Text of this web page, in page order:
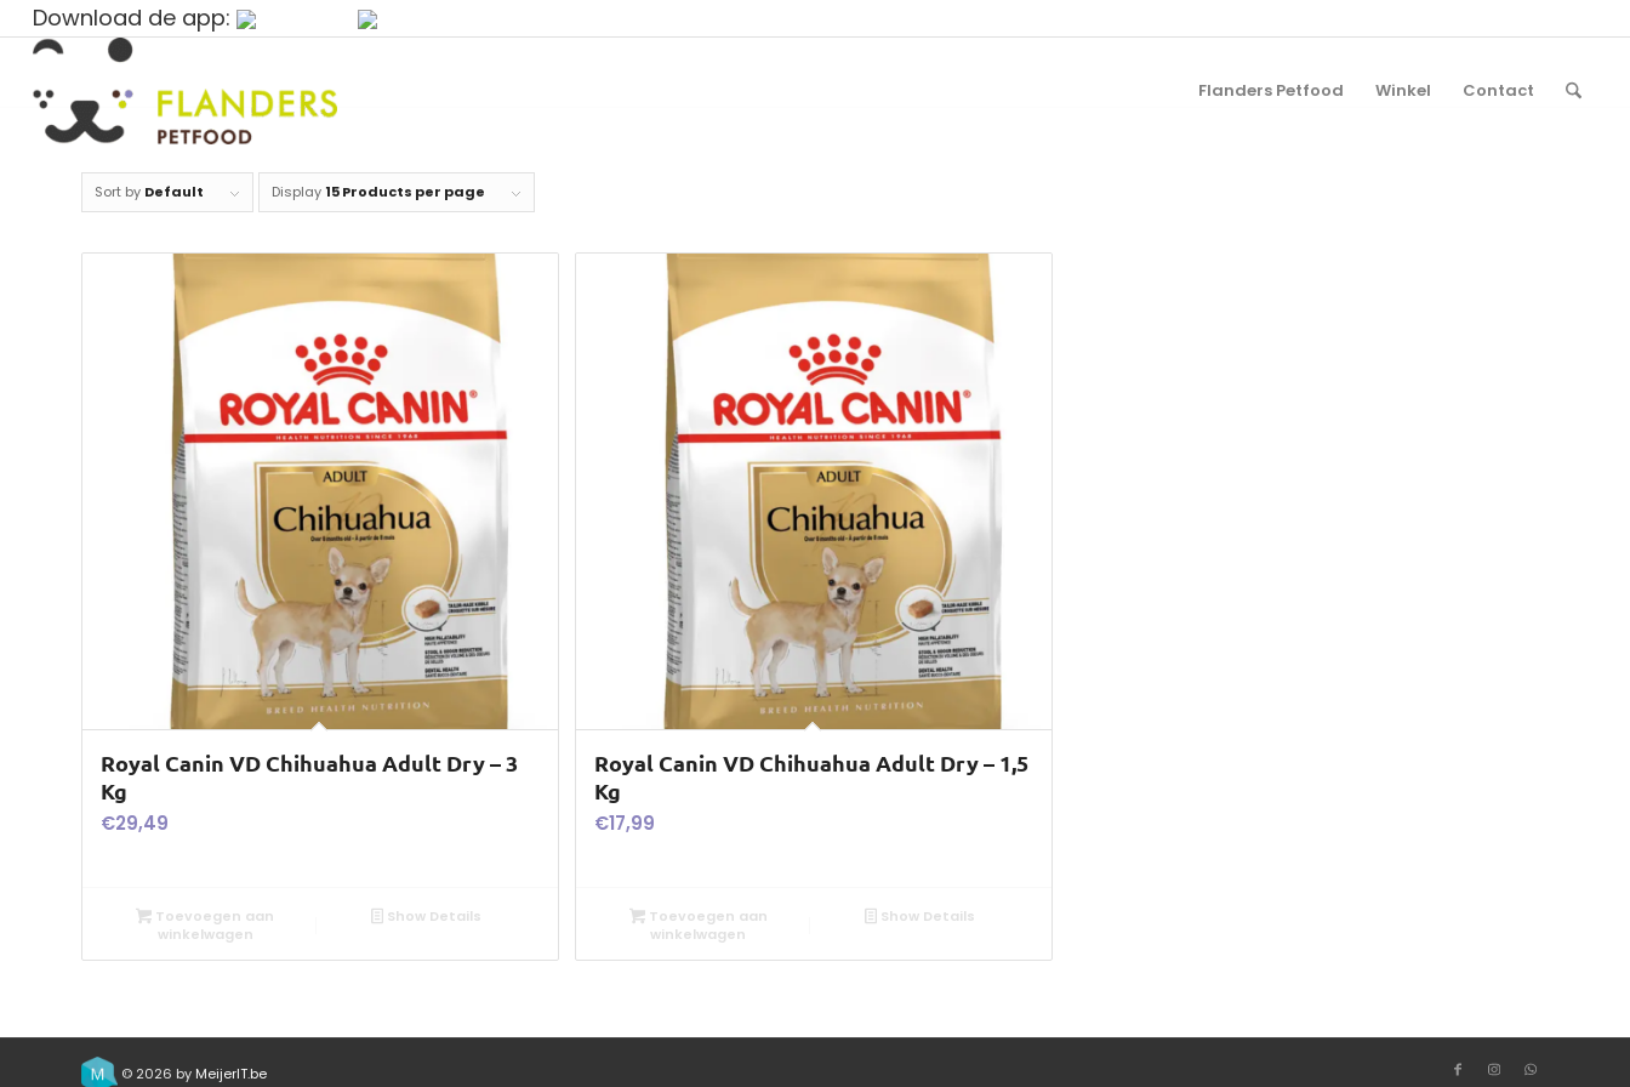
Download de app:
Flanders Petfood Winkel Contact
Sort by Default Display 15 Products per page
Royal Canin VD Chihuahua Adult Dry – 3
Kg
€29,49
Toevoegen aan
winkelwagen
Show Details
Royal Canin VD Chihuahua Adult Dry – 1,5
Kg
€17,99
Toevoegen aan
winkelwagen
Show Details
© 2026 by MeijerIT.be